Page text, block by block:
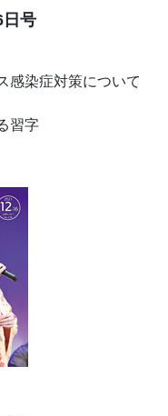
日号
感染症対策について
習字